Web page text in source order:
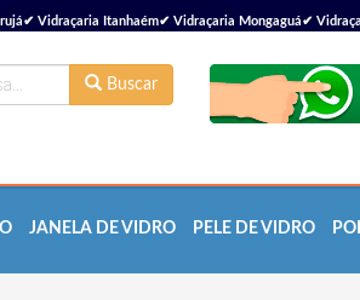
Vidraçaria Itanhaém✔ Vidraçaria Mongaguá✔
Buscar
JANELA DE VIDRO PELE DE VIDRO